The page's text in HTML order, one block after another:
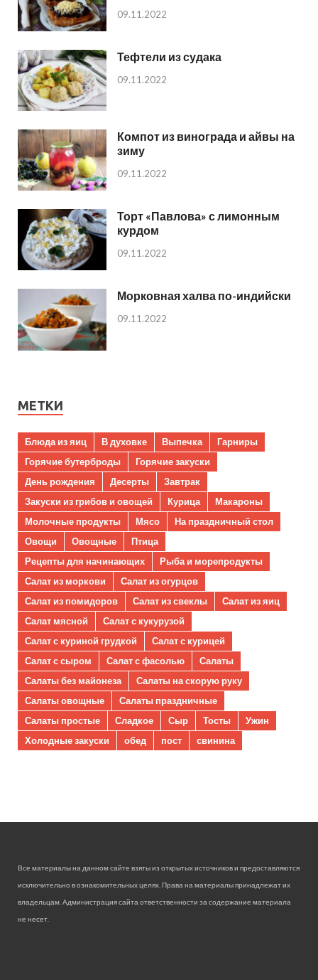
09.11.2022
Тефтели из судака
09.11.2022
Компот из винограда и айвы на
зиму
09.11.2022
Торт «Павлова» с лимонным
курдом
09.11.2022
Морковная халва по-индийски
09.11.2022
МЕТКИ
Блюда из яиц В духовке Выпечка
Гарниры
Горячие бутерброды
Горячие закуски
День рождения
Десерты
Завтрак
Закуски из грибов и овощей
Курица
Макароны
Молочные продукты
Мясо
На праздничный стол
Овощи
Овощные
Птица
Рецепты для начинающих
Рыба и морепродукты
Салат из моркови
Салат из огурцов
Салат из помидоров
Салат из свеклы
Салат из яиц
Салат мясной
Салат с кукурузой
Салат с куриной грудкой
Салат с курицей
Салат с сыром
Салат с фасолью
Салаты
Салаты без майонеза
Салаты на скорую руку
Салаты овощные
Салаты праздничные
Салаты простые
Сладкое Сыр Тосты
Ужин
Холодные закуски
обед пост свинина
Все материалы на данном сайте взяты из открытых источников и предоставляются
исключительно в ознакомительных целях. Права на материалы принадлежат их
владельцам. Администрация сайта ответственности за содержание материала
не несет.